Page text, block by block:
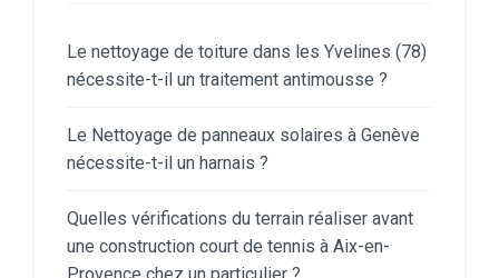
Le nettoyage de toiture dans les Yvelines (78)
nécessite-t-il un traitement antimousse ?
Le Nettoyage de panneaux solaires à Genève
nécessite-t-il un harnais ?
Quelles vérifications du terrain réaliser avant
une construction court de tennis à Aix-en-